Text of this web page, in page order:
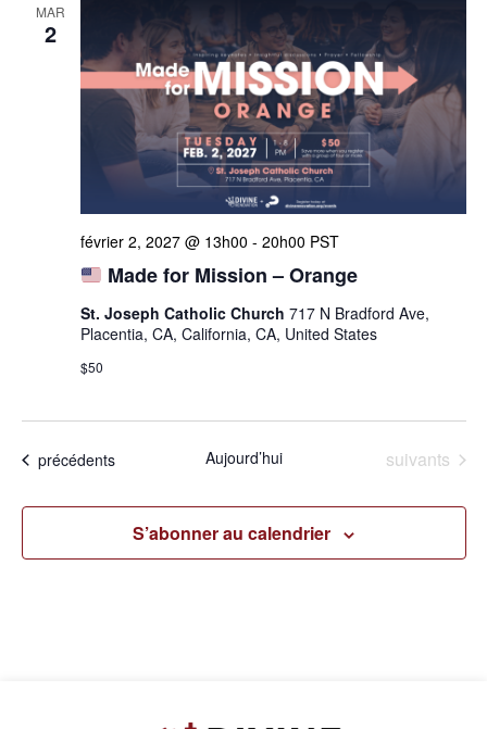
MAR
2
Made for Mission – Orange
février 2, 2027 @ 13h00 - 20h00 PST
St. Joseph Catholic Church 717 N Bradford Ave,
Placentia, CA, California, CA, United States
$50
Évènements
précédents Aujourd’hui Évènements
suivants
S’abonner au calendrier